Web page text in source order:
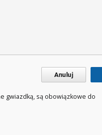
Anuluj
gwiazdką, są obowiązkowe do